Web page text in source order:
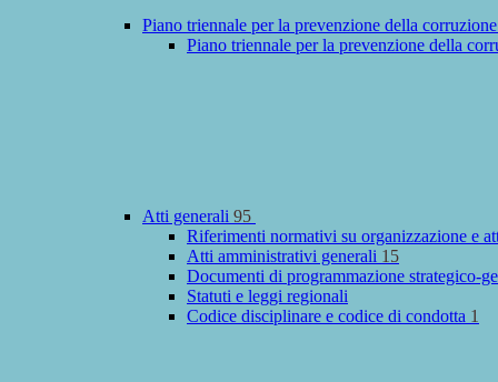
Piano triennale per la prevenzione della
Piano triennale per la prevenzione della
Atti generali 95
Riferimenti normativi su organizzazione e
Atti amministrativi generali 15
Documenti di programmazione strategico-
Statuti e leggi regionali
Codice disciplinare e codice di condotta 1